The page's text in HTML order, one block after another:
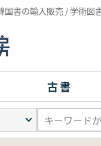
国書の輸入販売 / 学術図
古書